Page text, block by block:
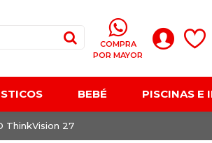
COMPRA
POR MAYOR
BEBÉ PISCINAS E
ThinkVision 27